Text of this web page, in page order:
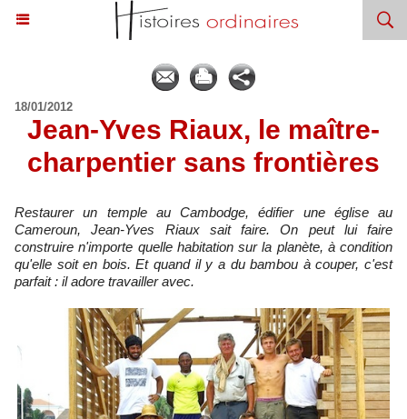
18/01/2012
Jean-Yves Riaux, le maître-
charpentier sans frontières
Restaurer un temple au Cambodge, édifier une église au
Cameroun, Jean-Yves Riaux sait faire. On peut lui faire
construire n'importe quelle habitation sur la planète, à condition
qu'elle soit en bois. Et quand il y a du bambou à couper, c'est
parfait : il adore travailler avec.